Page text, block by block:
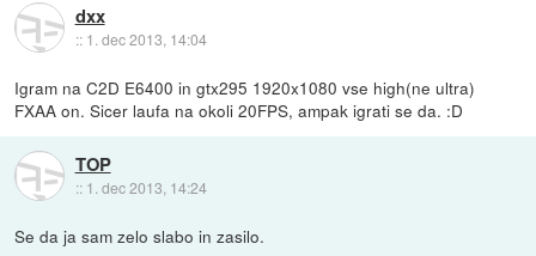
dxx
:: 1. dec 2013, 14:04
Igram na C2D E6400 in gtx295 1920x1080 vse high(ne ultra)
FXAA on. Sicer laufa na okoli 20FPS, ampak igrati se da. :D
TOP
:: 1. dec 2013, 14:24
Se da ja sam zelo slabo in zasilo.